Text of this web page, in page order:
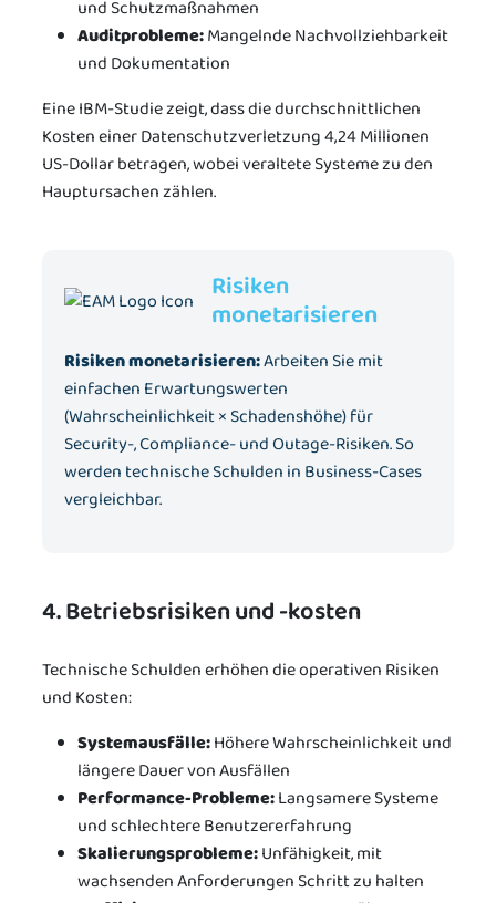
und Schutzmaßnahmen
Auditprobleme:Mangelnde Nachvollziehbarkeit
und Dokumentation
Eine IBM-Studie zeigt, dass die durchschnittlichen
Kosten einer Datenschutzverletzung 4,24 Millionen
US-Dollar betragen, wobei veraltete Systeme zu den
Hauptursachen zählen.
Risiken
monetarisieren
Risiken monetarisieren:Arbeiten Sie mit
einfachen Erwartungswerten
(Wahrscheinlichkeit × Schadenshöhe) für
Security-, Compliance- und Outage-Risiken. So
werden technische Schulden in Business-Cases
vergleichbar.
4. Betriebsrisiken und -kosten
Technische Schulden erhöhen die operativen Risiken
und Kosten:
Systemausfälle:Höhere Wahrscheinlichkeit und
längere Dauer von Ausfällen
Performance-Probleme:Langsamere Systeme
und schlechtere Benutzererfahrung
Skalierungsprobleme:Unfähigkeit, mit
wachsenden Anforderungen Schritt zu halten